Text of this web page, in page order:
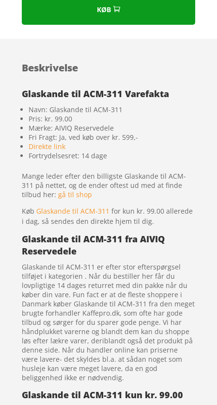
KØB
Beskrivelse
Glaskande til ACM-311 Varefakta
Navn: Glaskande til ACM-311
Pris: kr. 99.00
Mærke: AIVIQ Reservedele
Fri Fragt: Ja, ved køb over kr. 599,-
Direkte link
Fortrydelsesret: 14 dage
Mange leder efter den billigste Glaskande til ACM-
311 på nettet, og de ender oftest ud med at finde
tilbud her: gå til shop
Køb Glaskande til ACM-311 for kun kr. 99.00 allerede
i dag, så sendes den direkte hjem til dig.
Glaskande til ACM-311 fra AIVIQ
Reservedele
Glaskande til ACM-311 er efter stor efterspørgsel
tilføjet i kategorien . Når du bestiller her får du
lovpligtige 14 dages returret med din pakke når du
køber din vare. Fun fact er at de fleste shoppere i
Danmark køber Glaskande til ACM-311 fra den meget
brugte forhandler Kaffepro.dk, som ofte har gode
tilbud og sørger for du sparer gode penge. Vi har
håndplukket varerne og blandt dem kan du shoppe
løs efter lækre varer, deriblandt også det produkt på
denne side. Når du handler online kan priserne
være lavere- det skyldes bl.a. at sådan noget som
husleje kan være meget lavere, da en god
beliggenhed ikke er nødvendig.
Glaskande til ACM-311 kun kr. 99.00